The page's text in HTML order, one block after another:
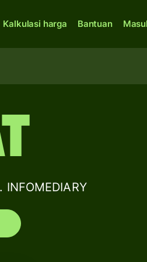
Kalkulasi harga Bantuan
INFOMEDIARY